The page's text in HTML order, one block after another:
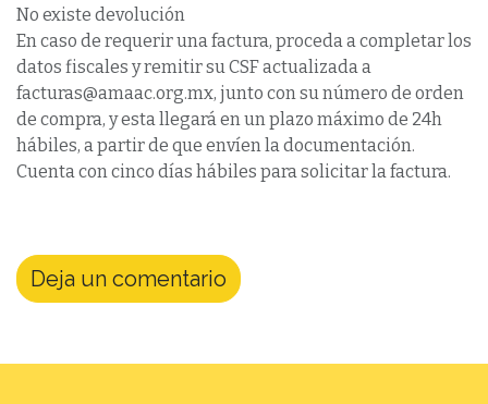
No existe devolución
En caso de requerir una factura, proceda a completar los
datos fiscales y remitir su CSF actualizada a
facturas@amaac.org.mx, junto con su número de orden
de compra, y esta llegará en un plazo máximo de 24h
hábiles, a partir de que envíen la documentación.
Cuenta con cinco días hábiles para solicitar la factura.
Deja un comentario